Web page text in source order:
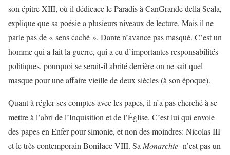
son épître XIII, où il dédicace le Paradis à CanGrande della Scala,
explique que sa poésie a plusieurs niveaux de lecture. Mais il ne
parle pas de « sens caché ». Dante n’avance pas masqué. C’est un
homme qui a fait la guerre, qui a eu d’importantes responsabilités
politiques, pourquoi se serait-il abrité derrière on ne sait quel
masque pour une affaire vieille de deux siècles (à son époque).
Quant à régler ses comptes avec les papes, il n’a pas cherché à se
mettre à l’abri de l’Inquisition et de l’Église. C’est lui qui envoie
des papes en Enfer pour simonie, et non des moindres: Nicolas III
et le très contemporain Boniface VIII. Sa Monarchie n’est pas un